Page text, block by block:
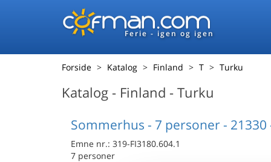
Ferie - igen og igen
Forside Katalog Finland T Turku
Katalog - Finland - Turku
Sommerhus - 7 personer - 21330
Emne nr.: 319-FI3180.604.1
7 personer